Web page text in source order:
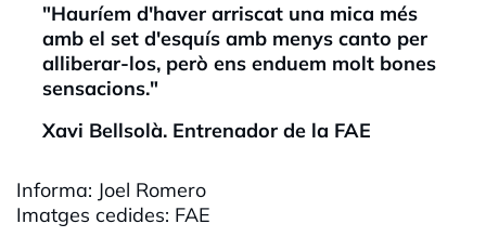
"Hauríem d'haver arriscat una mica més
amb el set d'esquís amb menys canto per
alliberar-los, però ens enduem molt bones
sensacions."
Xavi Bellsolà. Entrenador de la FAE
Informa: Joel Romero
Imatges cedides: FAE